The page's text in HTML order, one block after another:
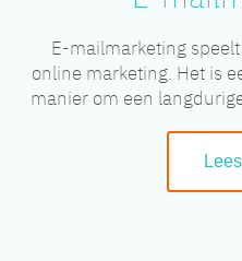
E-mailmarketing
online marketing. Het is
manier om een